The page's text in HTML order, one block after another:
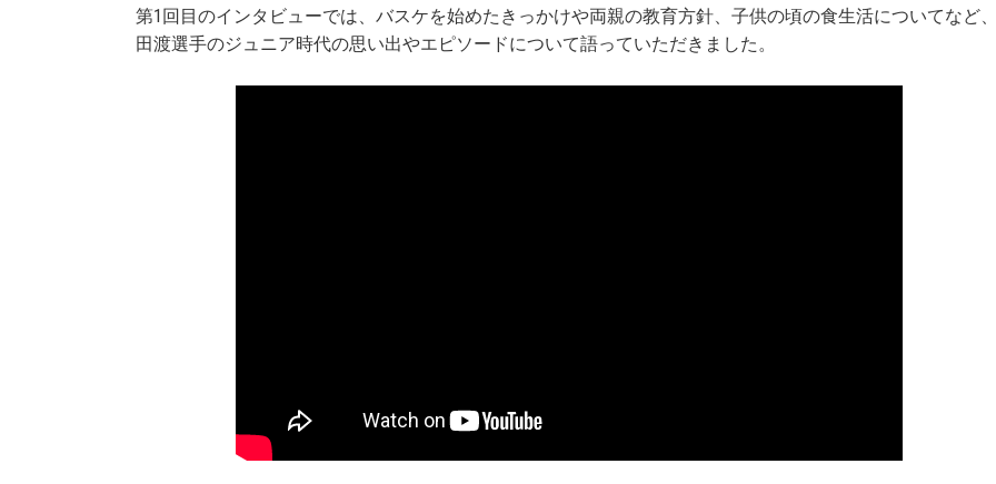
第1回目のインタビューでは、バスケを始めたきっかけや両親の教育方針、子供の頃の食生活についてなど
田渡選手のジュニア時代の思い出やエピソードについて語っていただきました。